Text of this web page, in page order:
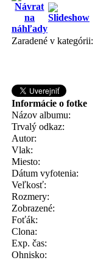
Zaradené v kategórii:
Informácie o fotke
Názov albumu:
Trvalý odkaz:
Autor:
Vlak:
Miesto:
Dátum vyfotenia:
Veľkosť:
Rozmery:
Zobrazené:
Foťák:
Clona:
Exp. čas:
Ohnisko: